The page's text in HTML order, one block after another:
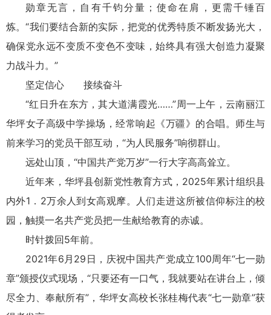
勋章无言，自有千钧分量；使命在肩，更需千锤百
炼。“我们要结合新的实际，把党的优秀特质不断发扬光大，
确保党永远不变质不变色不变味，始终具有强大创造力凝聚
力战斗力。”
坚定信心 接续奋斗
“红日升在东方，其大道满霞光……”周一上午，云南丽江
华坪女子高级中学操场，经常响起《万疆》的合唱。师生与
前来学习的党员干部互动，“为人民服务”响彻群山。
远处山顶，“中国共产党万岁”一行大字高高耸立。
近年来，华坪县创新党性教育方式，2025年累计组织县
内外1．2万余人到女高观摩。人们走进这所被信仰标注的校
园，触摸一名共产党员把一生献给教育的赤诚。
时针拨回5年前。
2021年6月29日，庆祝中国共产党成立100周年“七一勋
章”颁授仪式现场，“只要还有一口气，我就要站在讲台上，倾
尽全力、奉献所有”，华坪女高校长张桂梅代表“七一勋章”获